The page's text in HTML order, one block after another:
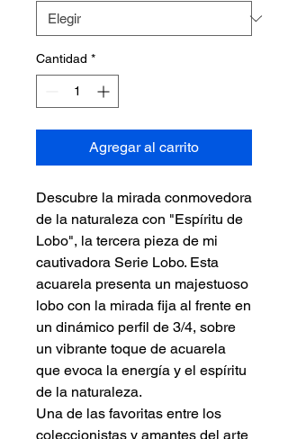
Cantidad *
Agregar al carrito
Descubre la mirada conmovedora
de la naturaleza con "Espíritu de
Lobo", la tercera pieza de mi
cautivadora Serie Lobo. Esta
acuarela presenta un majestuoso
lobo con la mirada fija al frente en
un dinámico perfil de 3/4, sobre
un vibrante toque de acuarela
que evoca la energía y el espíritu
de la naturaleza.
Una de las favoritas entre los
coleccionistas y amantes del arte